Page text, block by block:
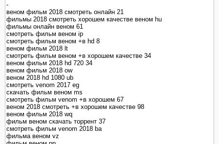
-
веном фильм 2018 смотреть онлайн 21
фильмы 2018 смотреть хорошем качестве веном hu
фильмы онлайн веном 61
смотреть фильм веном ip
смотреть фильм веном +в hd 8
веном фильм 2018 lt
смотреть фильм веном +в хорошем качестве 34
веном фильм 2018 hd 720 34
веном фильм 2018 ow
веном 2018 hd 1080 ub
смотреть venom 2017 eg
скачать фильм веном ms
смотреть фильм venom +в хорошем 67
веном 2018 смотреть +в хорошем качестве 98
веном фильм 2018 wq
фильм веном скачать торрент 37
смотреть фильм venom 2018 ba
фильма веном vz